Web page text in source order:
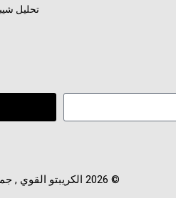
تحليل
© 2026 الكريبتو القوي , جميع الحقوق محفوظة